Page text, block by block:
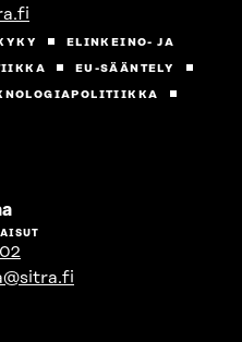
ELINKEINO- JA
EU-SÄÄNTELY
Siirry
henkilön
sivulle